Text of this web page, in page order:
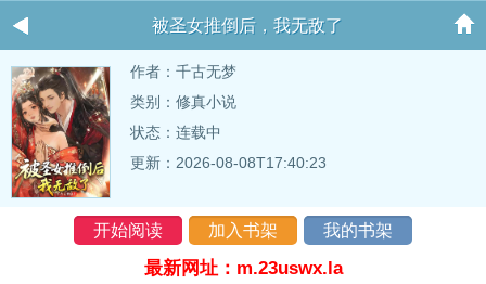
被圣女推倒后，我无敌了
作者： 千古无梦
类别：修真小说
状态：连载中
更新：2026-08-08T17:40:23
开始阅读 加入书架 我的书架
最新网址：m.23uswx.la